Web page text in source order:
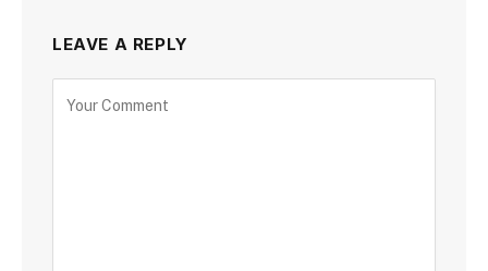
LEAVE A REPLY